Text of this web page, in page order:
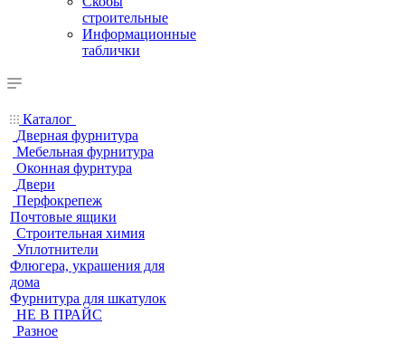
строительные
Информационные
таблички
Каталог
Дверная фурнитура
Мебельная фурнитура
Оконная фурнтура
Двери
Перфокрепеж
Почтовые ящики
Строительная химия
Уплотнители
Флюгера, украшения для
дома
Фурнитура для шкатулок
НЕ В ПРАЙС
Разное